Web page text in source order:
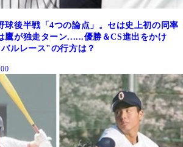
後半戦「4つの論点」。セは史上初の同率
鷹が独走ターン......優勝＆CS進出をかけ
ルレース"の行方は？